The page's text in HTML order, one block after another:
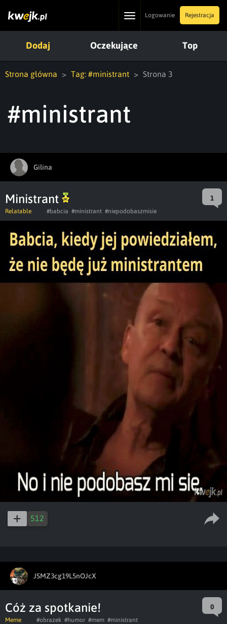
ToggleLogowanie Rejestracja
Dodaj Oczekujące Top
Strona główna Tag: #ministrant Strona 3
#ministrant
Gilina
Ministrant 1
Relatable #babcia #ministrant #niepodobaszmisie
512
JSMZ3cg19L5nOJcX
Cóż za spotkanie! 0
Meme #obrazek #humor #mem #ministrant